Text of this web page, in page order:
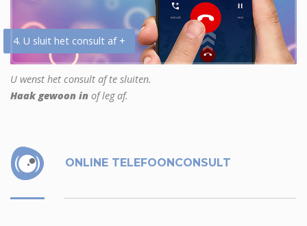
4. U sluit het consult af +
U wenst het consult af te sluiten.
Haak gewoon in of leg af.
ONLINE TELEFOONCONSULT